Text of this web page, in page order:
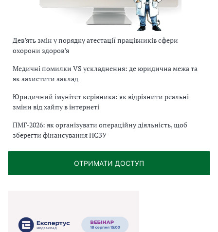
Дев’ять змін у порядку атестації працівників сфери
охорони здоров’я
Медичні помилки VS ускладнення: де юридична межа та
як захистити заклад
Юридичний імунітет керівника: як відрізнити реальні
зміни від хайпу в інтернеті
ПМГ-2026: як організувати операційну діяльність, щоб
зберегти фінансування НСЗУ
ОТРИМАТИ ДОСТУП